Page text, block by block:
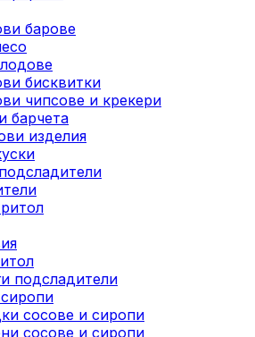
бaрове
бисквитки
чипсове и крекери
барчета
изделия
подсладители
сосове и сиропи
сосове и сиропи